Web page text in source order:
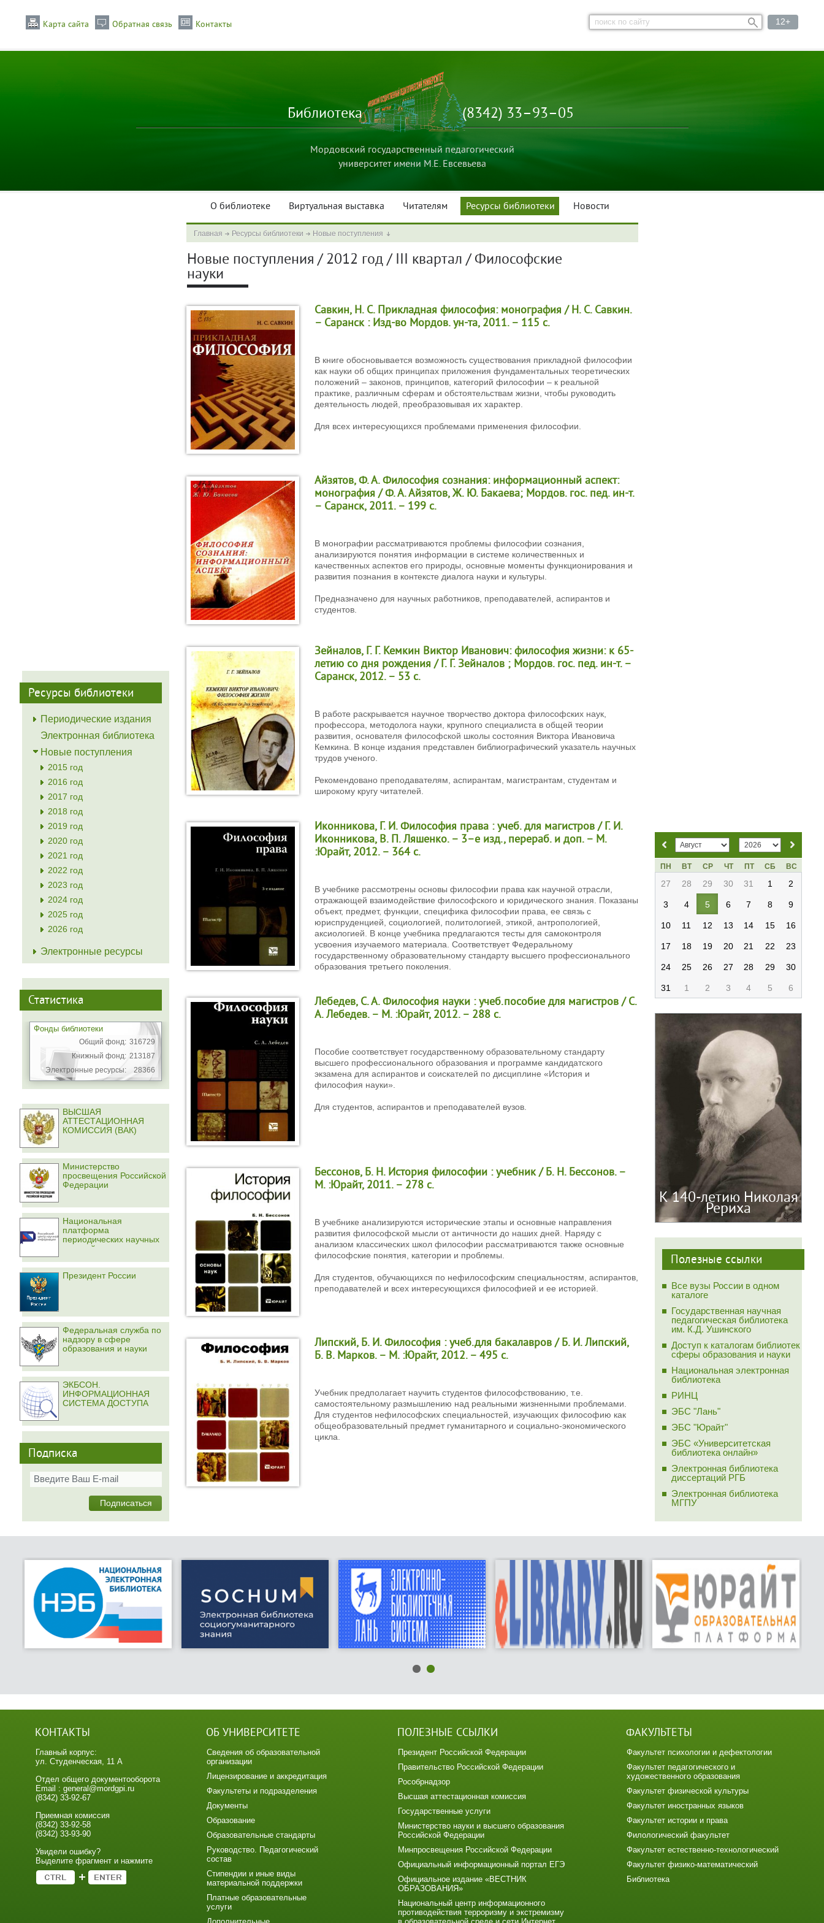
Карта сайта Обратная связь Контакты 12+
Библиотека (8342) 33–93–05
Мордовский государственный педагогический
университет имени М.Е. Евсевьева
О библиотеке Виртуальная выставка Читателям Ресурсы библиотеки Новости
Ресурсы библиотеки
Периодические издания
Электронная библиотека
Новые поступления
2015 год
2016 год
2017 год
2018 год
2019 год
2020 год
2021 год
2022 год
2023 год
2024 год
2025 год
2026 год
Электронные ресурсы
Статистика
Фонды библиотеки
Общий фонд: 316729
Книжный фонд: 213187
Электронные ресурсы:
28366
ВЫСШАЯ
АТТЕСТАЦИОННАЯ
КОМИССИЯ (ВАК)
Министерство
просвещения Российской
Федерации
Национальная
платформа
периодических научных
изданий
Президент России
Федеральная служба по
надзору в сфере
образования и науки
ЭКБСОН.
ИНФОРМАЦИОННАЯ
СИСТЕМА ДОСТУПА
Подписка
Главная Ресурсы библиотеки Новые поступления
Новые поступления / 2012 год / III квартал / Философские
науки
Савкин, Н. С. Прикладная философия: монография / Н. С. Савкин.
– Саранск : Изд-во Мордов. ун-та, 2011. – 115 с.
В книге обосновывается возможность существования прикладной философии
как науки об общих принципах приложения фундаментальных теоретических
положений – законов, принципов, категорий философии – к реальной
практике, различным сферам и обстоятельствам жизни, чтобы руководить
деятельность людей, преобразовывая их характер.
Для всех интересующихся проблемами применения философии.
Айзятов, Ф. А. Философия сознания: информационный аспект:
монография / Ф. А. Айзятов, Ж. Ю. Бакаева; Мордов. гос. пед. ин-т.
– Саранск, 2011. – 199 с.
В монографии рассматриваются проблемы философии сознания,
анализируются понятия информации в системе количественных и
качественных аспектов его природы, основные моменты функционирования и
развития познания в контексте диалога науки и культуры.
Предназначено для научных работников, преподавателей, аспирантов и
студентов.
Зейналов, Г. Г. Кемкин Виктор Иванович: философия жизни: к 65-
летию со дня рождения / Г. Г. Зейналов ; Мордов. гос. пед. ин-т. –
Саранск, 2012. – 53 с.
В работе раскрывается научное творчество доктора философских наук,
профессора, методолога науки, крупного специалиста в общей теории
развития, основателя философской школы состояния Виктора Ивановича
Кемкина. В конце издания представлен библиографический указатель научных
трудов ученого.
Рекомендовано преподавателям, аспирантам, магистрантам, студентам и
широкому кругу читателей.
Иконникова, Г. И. Философия права : учеб. для магистров / Г. И.
Иконникова, В. П. Ляшенко. – 3–е изд., перераб. и доп. – М.
:Юрайт, 2012. – 364 с.
В учебнике рассмотрены основы философии права как научной отрасли,
отражающей взаимодействие философского и юридического знания. Показаны
объект, предмет, функции, специфика философии права, ее связь с
юриспруденцией, социологией, политологией, этикой, антропологией,
аксиологией. В конце учебника предлагаются тесты для самоконтроля
усвоения изучаемого материала. Соответствует Федеральному
государственному образовательному стандарту высшего профессионального
образования третьего поколения.
Лебедев, С. А. Философия науки : учеб.пособие для магистров / С.
А. Лебедев. – М. :Юрайт, 2012. – 288 с.
Пособие соответствует государственному образовательному стандарту
высшего профессионального образования и программе кандидатского
экзамена для аспирантов и соискателей по дисциплине «История и
философия науки».
Для студентов, аспирантов и преподавателей вузов.
Бессонов, Б. Н. История философии : учебник / Б. Н. Бессонов. –
М. :Юрайт, 2011. – 278 с.
В учебнике анализируются исторические этапы и основные направления
развития философской мысли от античности до наших дней. Наряду с
анализом классических школ философии рассматриваются также основные
философские понятия, категории и проблемы.
Для студентов, обучающихся по нефилософским специальностям, аспирантов,
преподавателей и всех интересующихся философией и ее историей.
Липский, Б. И. Философия : учеб.для бакалавров / Б. И. Липский,
Б. В. Марков. – М. :Юрайт, 2012. – 495 с.
Учебник предполагает научить студентов философствованию, т.е.
самостоятельному размышлению над реальными жизненными проблемами.
Для студентов нефилософских специальностей, изучающих философию как
общеобразовательный предмет гуманитарного и социально-экономического
цикла.
ПН ВТ СР ЧТ ПТ СБ ВС
27 28 29 30 31 1 2
3 4 5 6 7 8 9
10 11 12 13 14 15 16
17 18 19 20 21 22 23
24 25 26 27 28 29 30
31 1 2 3 4 5 6
К 140-летию Николая
Рериха
Полезные ссылки
Все вузы России в одном
каталоге
Государственная научная
педагогическая библиотека
им. К.Д. Ушинского
Доступ к каталогам библиотек
сферы образования и науки
Национальная электронная
библиотека
РИНЦ
ЭБС "Лань"
ЭБС "Юрайт"
ЭБС «Университетская
библиотека онлайн»
Электронная библиотека
диссертаций РГБ
Электронная библиотека
МГПУ
КОНТАКТЫ
Главный корпус:
ул. Студенческая, 11 А
Отдел общего документооборота
Email : general@mordgpi.ru
(8342) 33-92-67
Приемная комиссия
(8342) 33-92-58
(8342) 33-93-90
Увидели ошибку?
Выделите фрагмент и нажмите
ОБ УНИВЕРСИТЕТЕ
Сведения об образовательной
организации
Лицензирование и аккредитация
Факультеты и подразделения
Документы
Образование
Образовательные стандарты
Руководство. Педагогический
состав
Стипендии и иные виды
материальной поддержки
Платные образовательные
услуги
ПОЛЕЗНЫЕ ССЫЛКИ
Президент Российской Федерации
Правительство Российской Федерации
Рособрнадзор
Высшая аттестационная комиссия
Государственные услуги
Министерство науки и высшего образования
Российской Федерации
Минпросвещения Российской Федерации
Официальный информационный портал ЕГЭ
Официальное издание «ВЕСТНИК
ОБРАЗОВАНИЯ»
Национальный центр информационного
противодействия терроризму и экстремизму
ФАКУЛЬТЕТЫ
Факультет психологии и дефектологии
Факультет педагогического и
художественного образования
Факультет физической культуры
Факультет иностранных языков
Факультет истории и права
Филологический факультет
Факультет естественно-технологический
Факультет физико-математический
Библиотека